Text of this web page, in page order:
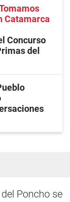
Catamarca
Concurso
del
Poncho se